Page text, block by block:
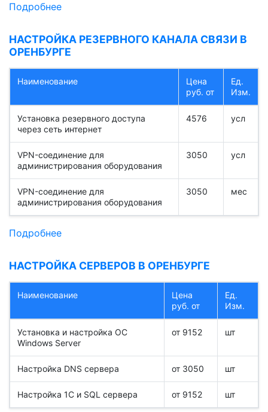
Подробнее
НАСТРОЙКА РЕЗЕРВНОГО КАНАЛА СВЯЗИ В
ОРЕНБУРГЕ
Наименование
Цена
руб. от
Ед.
Изм.
Установка резервного доступа
через сеть интернет
4576 усл
VPN-соединение для
администрирования оборудования
3050 усл
VPN-соединение для
администрирования оборудования
3050 мес
Подробнее
НАСТРОЙКА СЕРВЕРОВ В ОРЕНБУРГЕ
Наименование
Цена
руб. от
Ед.
Изм.
Установка и настройка OC
Windows Server
от 9152 шт
Настройка DNS сервера от 3050 шт
Настройка 1С и SQL сервера от 9152 шт